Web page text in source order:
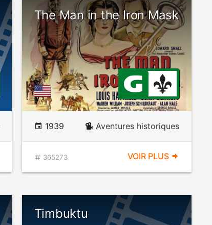
The Man in the Iron Mask
1939 Aventures historiques
365273 VOIR PLUS
Timbuktu